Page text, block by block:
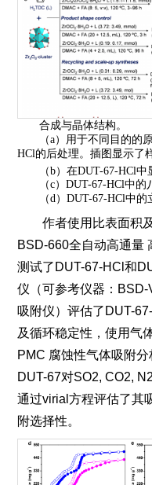
合成与晶体结构。
（a）用于不同目的的
HCl的后处理。插图显示了
（b）在DUT-67-HCl中
（c）DUT-67-HCl中的
（d）DUT-67-HCl中的
作者使用比表面积
BSD-660全自动高通量
测试了 DUT-67-HCl和
仪（可参考仪器： BSD-
吸附仪）评估了 DUT-
及循环稳定性，使用气
PMC 腐蚀性气体吸附
DUT-67对SO2, CO2,
通过virial方程评估了其
附选择性。